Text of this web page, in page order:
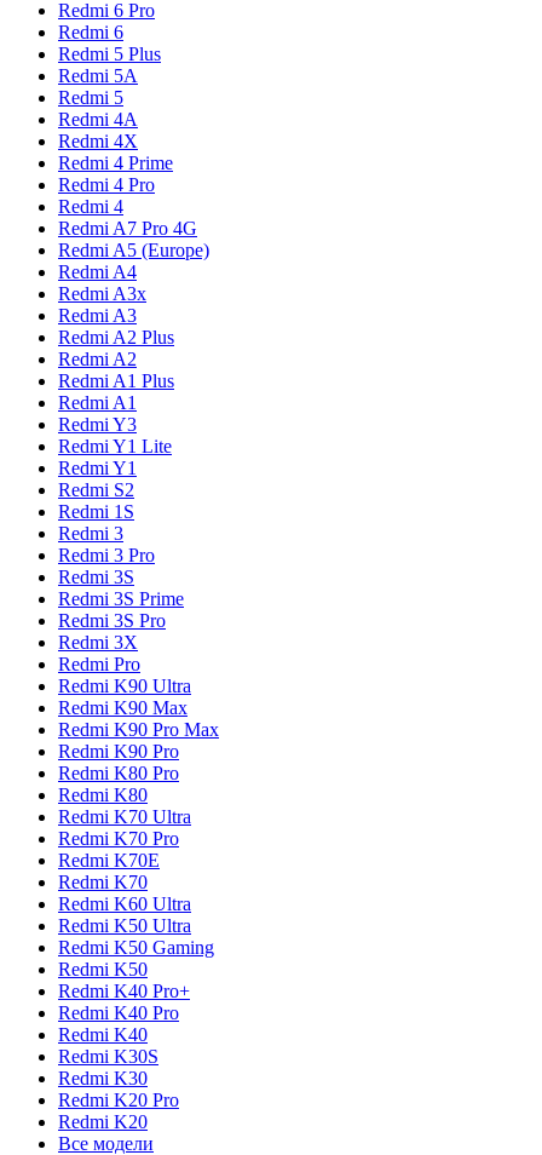
Redmi 6 Pro
Redmi 6
Redmi 5 Plus
Redmi 5A
Redmi 5
Redmi 4A
Redmi 4X
Redmi 4 Prime
Redmi 4 Pro
Redmi 4
Redmi A7 Pro 4G
Redmi A5 (Europe)
Redmi A4
Redmi A3x
Redmi A3
Redmi A2 Plus
Redmi A2
Redmi A1 Plus
Redmi A1
Redmi Y3
Redmi Y1 Lite
Redmi Y1
Redmi S2
Redmi 1S
Redmi 3
Redmi 3 Pro
Redmi 3S
Redmi 3S Prime
Redmi 3S Pro
Redmi 3X
Redmi Pro
Redmi K90 Ultra
Redmi K90 Max
Redmi K90 Pro Max
Redmi K90 Pro
Redmi K80 Pro
Redmi K80
Redmi K70 Ultra
Redmi K70 Pro
Redmi K70E
Redmi K70
Redmi K60 Ultra
Redmi K50 Ultra
Redmi K50 Gaming
Redmi K50
Redmi K40 Pro+
Redmi K40 Pro
Redmi K40
Redmi K30S
Redmi K30
Redmi K20 Pro
Redmi K20
Все модели